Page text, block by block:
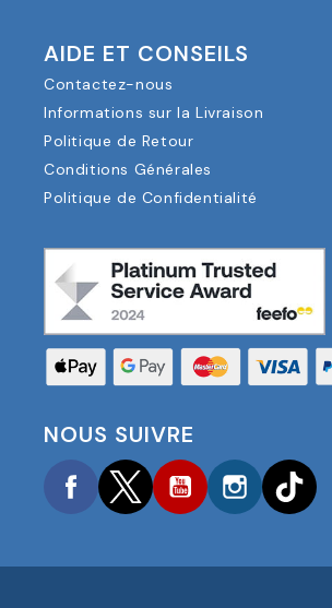
AIDE ET CONSEILS
Contactez-nous
Informations sur la Livraison
Politique de Retour
Conditions Générales
Politique de Confidentialité
NOUS SUIVRE
FacebookTwitterYouTubeInstagram